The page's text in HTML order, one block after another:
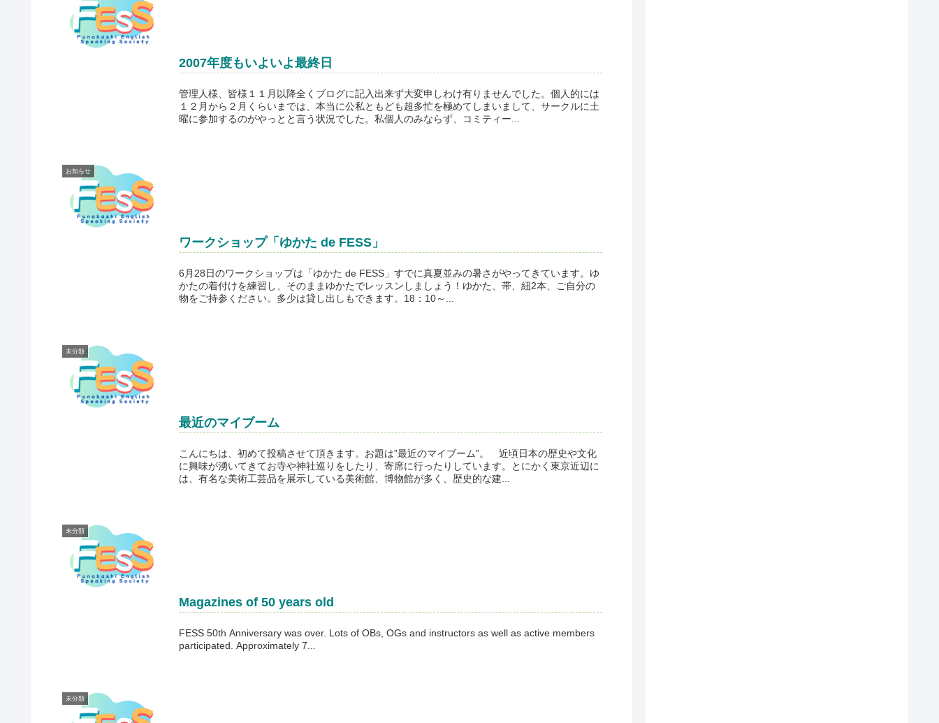
2007年度もいよいよ最終日
管理人様、皆様１１月以降全くブログに記入出来ず大変申しわけ有りませんでした。個人的には
１２月から２月くらいまでは、本当に公私ともども超多忙を極めてしまいまして、サークルに土
曜に参加するのがやっとと言う状況でした。私個人のみならず、コミティー...
お知らせ
ワークショップ「ゆかた de FESS」
6月28日のワークショップは「ゆかた de FESS」すでに真夏並みの暑さがやってきています。ゆ
かたの着付けを練習し、そのままゆかたでレッスンしましょう！ゆかた、帯、紐2本、ご自分の
物をご持参ください。多少は貸し出しもできます。18：10～...
未分類
最近のマイブーム
こんにちは、初めて投稿させて頂きます。お題は”最近のマイブーム”。 近頃日本の歴史や文化
に興味が湧いてきてお寺や神社巡りをしたり、寄席に行ったりしています。とにかく東京近辺に
は、有名な美術工芸品を展示している美術館、博物館が多く、歴史的な建...
未分類
Magazines of 50 years old
FESS 50th Anniversary was over. Lots of OBs, OGs and instructors as well as active members
participated. Approximately 7...
未分類